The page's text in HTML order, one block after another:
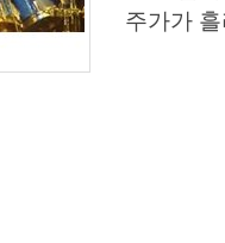
주가가